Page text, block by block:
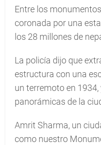
Entre los
coronada por una
los 28 millones de
La policía dijo que
estructura con una
un terremoto en
panorámicas de la
Amrit Sharma, un
como nuestro